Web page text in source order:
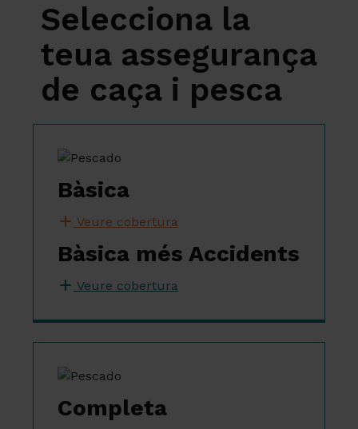
Selecciona la
teua assegurança
de caça i pesca
Bàsica
Veure cobertura
Bàsica més Accidents
Veure cobertura
Completa